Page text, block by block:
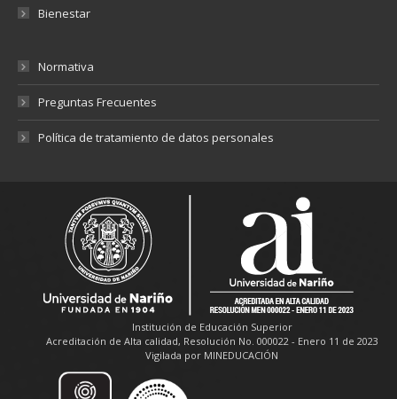
Bienestar
Normativa
Preguntas Frecuentes
Política de tratamiento de datos personales
Institución de Educación Superior
Acreditación de Alta calidad, Resolución No. 000022 - Enero 11 de 2023
Vigilada por MINEDUCACIÓN